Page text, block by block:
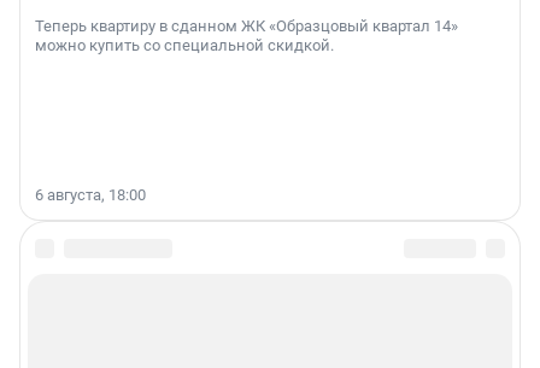
Теперь квартиру в сданном ЖК «Образцовый квартал 14»
можно купить со специальной скидкой.
6 августа, 18:00